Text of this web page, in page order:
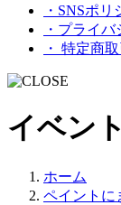
・SNSポリ
・プライ
・ 特定商
イベン
ホーム
ペイントに